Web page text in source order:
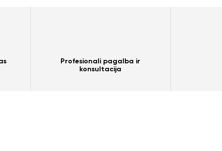
Profesionali pagalba ir
konsultacija